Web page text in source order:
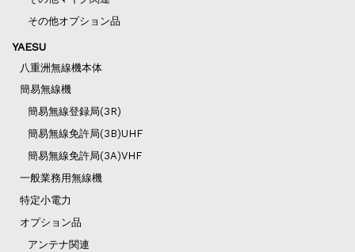
その他オプション品
YAESU
八重洲無線機本体
簡易無線機
簡易無線登録局(3R)
簡易無線免許局(3B)UHF
簡易無線免許局(3A)VHF
一般業務用無線機
特定小電力
オプション品
アンテナ関連